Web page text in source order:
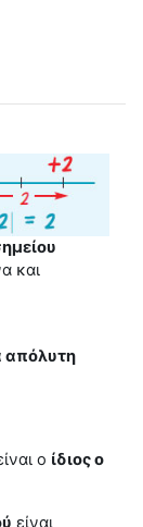
και
απόλυτη
ο ίδιος ο
είναι